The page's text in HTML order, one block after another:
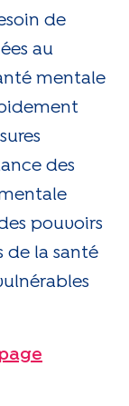
de
au
mentale
des
pouvoirs
de la santé